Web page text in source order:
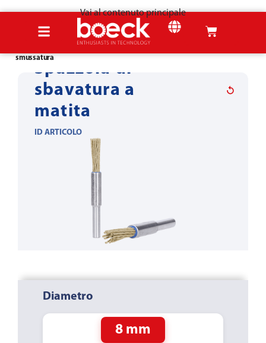
Vai al contenuto principale
smussatura
Spazzola di
sbavatura a
matita
ID ARTICOLO
Diametro
8 mm